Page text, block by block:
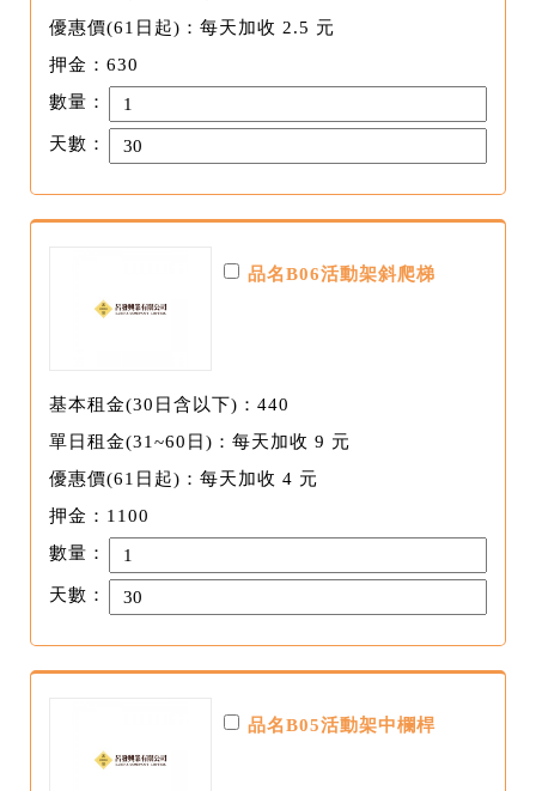
優惠價(61日起)：每天加收 2.5 元
押金：630
數量：
天數：
品名B06活動架斜爬梯
基本租金(30日含以下)：440
單日租金(31~60日)：每天加收 9 元
優惠價(61日起)：每天加收 4 元
押金：1100
數量：
天數：
品名B05活動架中欄桿